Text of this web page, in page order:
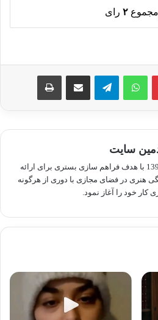
مجموع ۲ رای
پینترستواتس آپ تلگرام اشتراک گذاری از طریق ایمیل چاپ
سایت
رسانه کاشمر سلام، از سال 1398 با هدف فراهم سازی بستری برای ارائه
هنری در فضای مجازی با دوری از هرگونه
کار خود را آغاز نمود.